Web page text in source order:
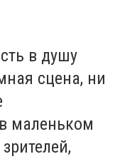
в душу
сцена, ни
маленьком